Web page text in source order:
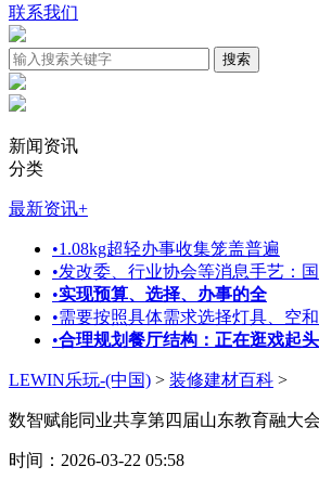
联系我们
新闻资讯
分类
最新资讯+
•1.08kg超轻办事收集笼盖普遍
•发改委、行业协会等消息手艺：
•实现预算、选择、办事的全
•需要按照具体需求选择灯具、空
•合理规划餐厅结构：正在逛戏起
LEWIN乐玩-(中国) > 装修建材百科 >
数智赋能同业共享第四届山东教育融大
时间：2026-03-22 05:58